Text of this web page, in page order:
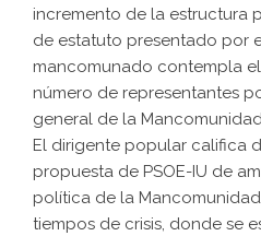
incremento de la estructura
de estatuto presentado por
mancomunado contempla
número de representantes
general de la
El dirigente popular califica
propuesta de PSOE-IU de
política de la
tiempos de crisis, donde se